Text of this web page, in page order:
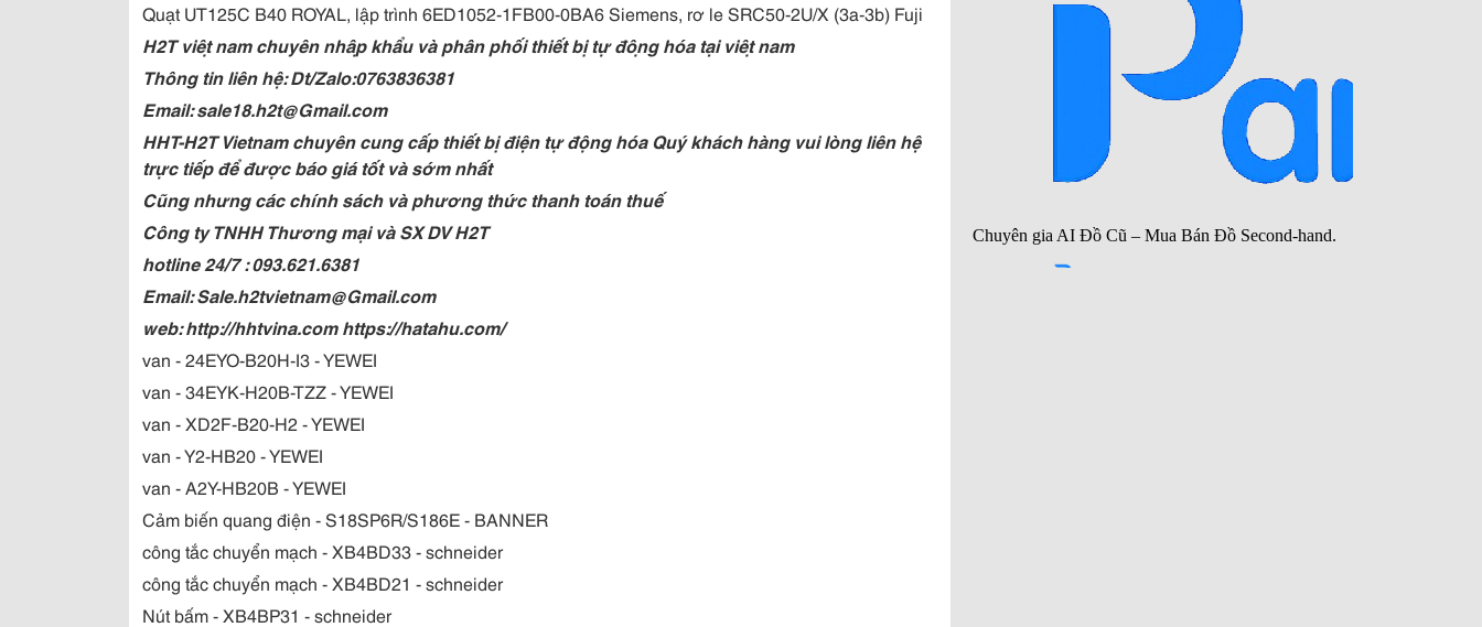
Quạt UT125C B40 ROYAL, lập trình 6ED1052-1FB00-0BA6 Siemens, rơ le SRC50-2U/X (3a-3b) Fuji
H2T việt nam chuyên nhập khẩu và phân phối thiết bị tự động hóa tại việt nam
Thông tin liên hệ: Dt/Zalo:0763836381
Email: sale18.h2t@Gmail.com
HHT-H2T Vietnam chuyên cung cấp thiết bị điện tự động hóa Quý khách hàng vui lòng liên hệ
trực tiếp để được báo giá tốt và sớm nhất
Cũng nhưng các chính sách và phương thức thanh toán thuế
Công ty TNHH Thương mại và SX DV H2T
hotline 24/7 : 093.621.6381
Email: Sale.h2tvietnam@Gmail.com
web: http://hhtvina.com https://hatahu.com/
van - 24EYO-B20H-I3 - YEWEI
van - 34EYK-H20B-TZZ - YEWEI
van - XD2F-B20-H2 - YEWEI
van - Y2-HB20 - YEWEI
van - A2Y-HB20B - YEWEI
Cảm biến quang điện - S18SP6R/S186E - BANNER
công tắc chuyển mạch - XB4BD33 - schneider
công tắc chuyển mạch - XB4BD21 - schneider
Nút bấm - XB4BP31 - schneider